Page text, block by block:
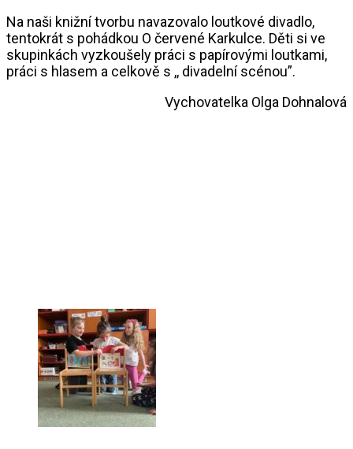
Na naši knižní tvorbu navazovalo loutkové divadlo,
tentokrát s pohádkou O červené Karkulce. Děti si ve
skupinkách vyzkoušely práci s papírovými loutkami,
práci s hlasem a celkově s ,, divadelní scénou”.
Vychovatelka Olga Dohnalová